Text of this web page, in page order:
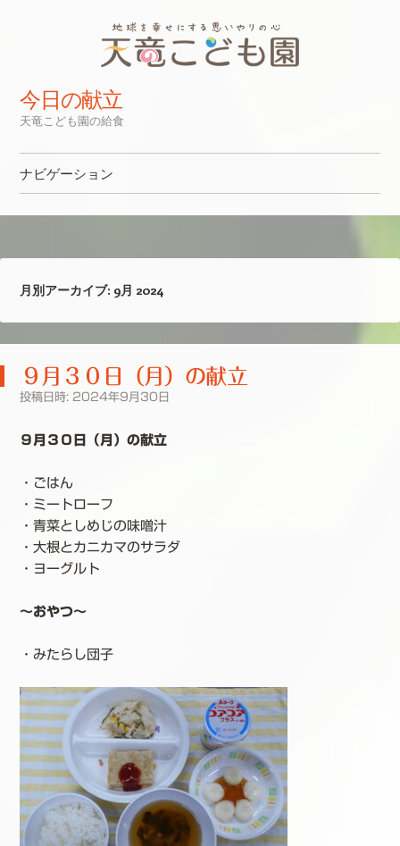
今日の献立
天竜こども園の給食
ナビゲーション
月別アーカイブ: 9月 2024
９月３０日（月）の献立
投稿日時: 2024年9月30日
９月３０日（月）の献立
・ごはん
・ミートローフ
・青菜としめじの味噌汁
・大根とカニカマのサラダ
・ヨーグルト
～おやつ～
・みたらし団子